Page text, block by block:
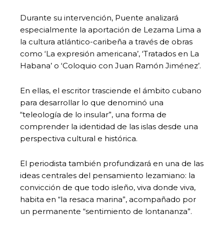
Durante su intervención, Puente analizará
especialmente la aportación de Lezama Lima a
la cultura atlántico-caribeña a través de obras
como ‘La expresión americana’, ‘Tratados en La
Habana’ o ‘Coloquio con Juan Ramón Jiménez’.
En ellas, el escritor trasciende el ámbito cubano
para desarrollar lo que denominó una
“teleología de lo insular”, una forma de
comprender la identidad de las islas desde una
perspectiva cultural e histórica.
El periodista también profundizará en una de las
ideas centrales del pensamiento lezamiano: la
convicción de que todo isleño, viva donde viva,
habita en “la resaca marina”, acompañado por
un permanente “sentimiento de lontananza”.